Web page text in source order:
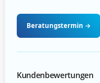
Beratungstermin →
Kundenbewertungen